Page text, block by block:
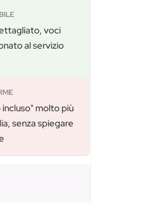
voci
al servizio
molto più
senza spiegare